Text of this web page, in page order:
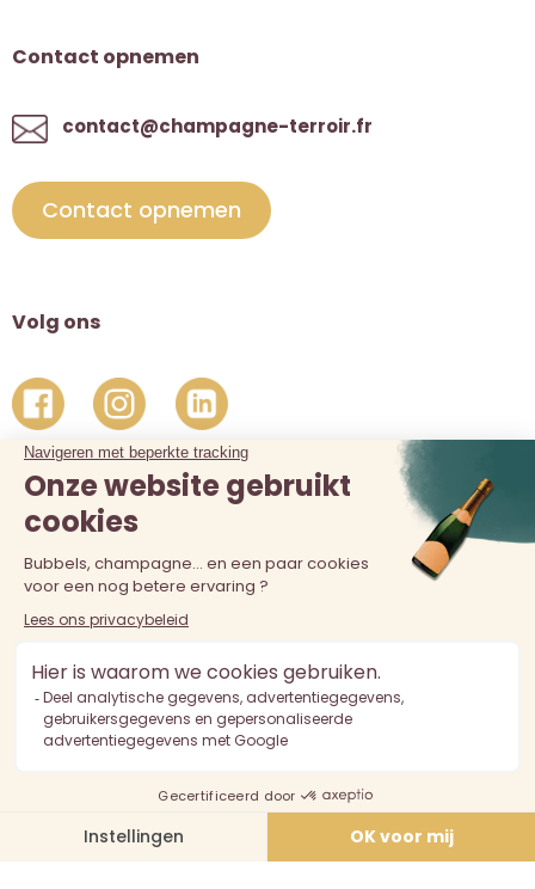
Contact opnemen
contact@champagne-terroir.fr
Contact opnemen
Volg ons
De verkoop van alcohol aan personen jonger dan 18 jaar is
verboden. Alcoholmisbruik is schadelijk voor de gezondheid.